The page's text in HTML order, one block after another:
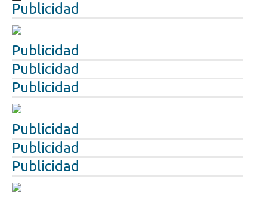
Publicidad
Publicidad
Publicidad
Publicidad
Publicidad
Publicidad
Publicidad